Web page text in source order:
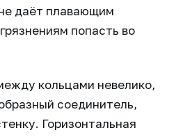
даёт плавающим
попасть во
кольцами невелико,
соединитель,
Горизонтальная